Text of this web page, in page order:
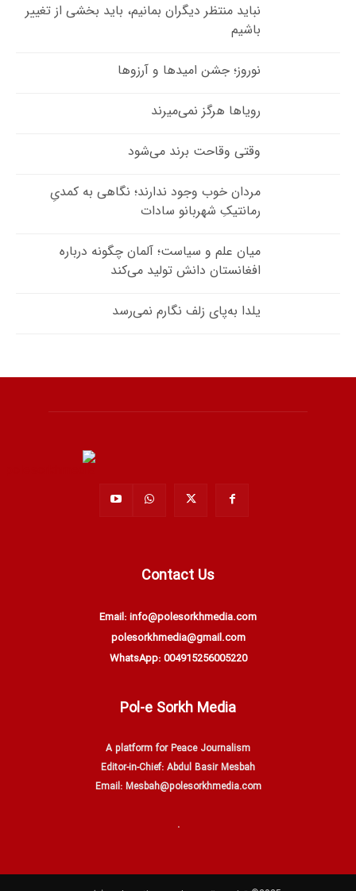
نباید منتظر دیگران بمانیم، باید بخشی از تغییر
باشیم
نوروز؛ جشن امیدها و آرزوها
رویاها هرگز نمی‌میرند
وقتی وقاحت برند می‌شود
مردان خوب وجود ندارند؛ نگاهی به کمدیِ
رمانتیکِ شهربانو سادات
میان علم و سیاست؛ آلمان چگونه درباره
افغانستان دانش تولید می‌کند
یلدا به‌پای زلف نگارم نمی‌رسد
Contact Us
Email: info@polesorkhmedia.com
polesorkhmedia@gmail.com
WhatsApp: 004915256005220
Pol-e Sorkh Media
A platform for Peace Journalism
Editor-in-Chief: Abdul Basir Mesbah
Email: Mesbah@polesorkhmedia.com
.